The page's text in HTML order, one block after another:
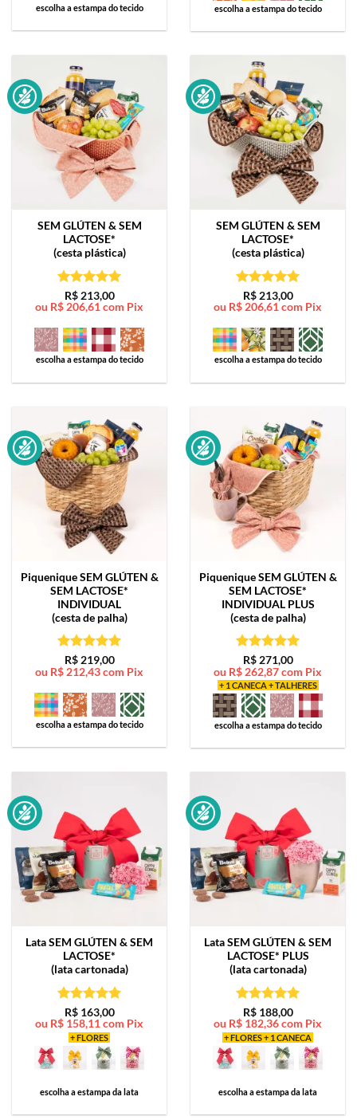
escolha a estampa do tecido escolha a estampa do tecido
SEM GLÚTEN & SEM
LACTOSE*
(cesta plástica)
Avaliação5
de 5
R$213,00
ou R$ 206,61 com Pix
escolha a estampa do tecido
SEM GLÚTEN & SEM
LACTOSE*
(cesta plástica)
Avaliação5
de 5
R$213,00
ou R$ 206,61 com Pix
escolha a estampa do tecido
Piquenique SEM GLÚTEN &
SEM LACTOSE*
INDIVIDUAL
(cesta de palha)
Avaliação5
de 5
R$219,00
ou R$ 212,43com Pix
escolha a estampa do tecido
Piquenique SEM GLÚTEN &
SEM LACTOSE*
INDIVIDUAL PLUS
(cesta de palha)
Avaliação5
de 5
R$271,00
ou R$ 262,87com Pix
+ 1 CANECA + TALHERES
escolha a estampa do tecido
LataSEM GLÚTEN & SEM
LACTOSE*
(lata cartonada)
Avaliação5
de 5
R$163,00
ou R$ 158,11 com Pix
+ FLORES
escolha a estampa da lata
LataSEM GLÚTEN & SEM
LACTOSE* PLUS
(lata cartonada)
Avaliação5
de 5
R$188,00
ou R$ 182,36com Pix
+ FLORES + 1 CANECA
escolha a estampa da lata